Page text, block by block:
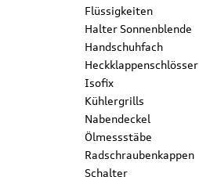
Flüssigkeiten
Halter Sonnenblende
Handschuhfach
Heckklappenschlösser
Isofix
Kühlergrills
Nabendeckel
Ölmessstäbe
Radschraubenkappen
Schalter